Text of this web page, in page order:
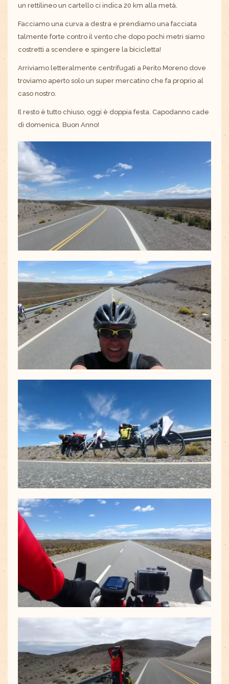
un rettilineo un cartello ci indica 20 km alla metà.
Facciamo una curva a destra e prendiamo una facciata
talmente forte contro il vento che dopo pochi metri siamo
costretti a scendere e spingere la bicicletta!
Arriviamo letteralmente centrifugati a Perito Moreno dove
troviamo aperto solo un super mercatino che fa proprio al
caso nostro.
Il resto è tutto chiuso, oggi è doppia festa. Capodanno cade
di domenica. Buon Anno!